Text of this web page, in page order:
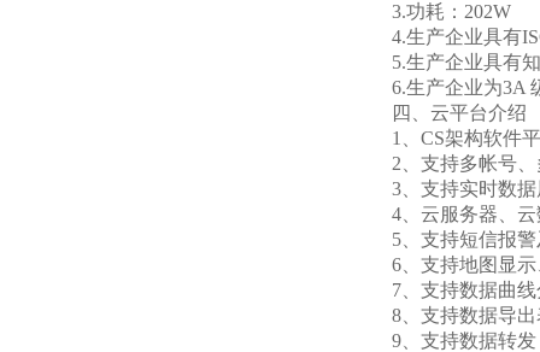
3.功耗：202W
4.生产企业具有
5.生产企业具有
6.生产企业为3A
四、云平台介绍
1、CS架构软件
2、支持多帐号
3、支持实时数
4、云服务器、
5、支持短信报
6、支持地图显
7、支持数据曲
8、支持数据导
9、支持数据转